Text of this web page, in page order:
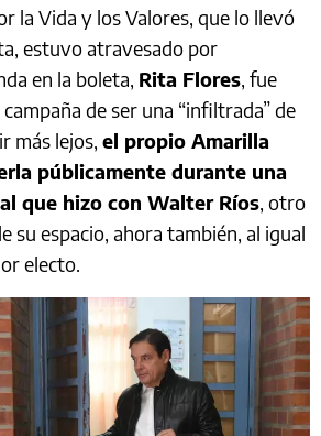
la Vida y los Valores, que lo llevó
estuvo atravesado por
en la boleta, Rita Flores, fue
de ser una “infiltrada” de
más lejos, el propio Amarilla
públicamente durante una
que hizo con Walter Ríos, otro
su espacio, ahora también, al igual
electo.